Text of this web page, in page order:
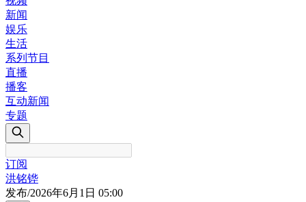
新闻
娱乐
生活
系列节目
直播
播客
互动新闻
专题
订阅
洪铭铧
发布/2026年6月1日 05:00